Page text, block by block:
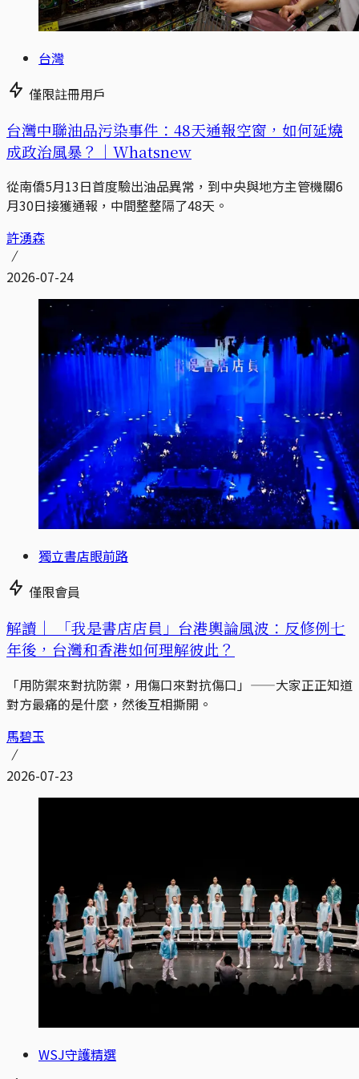
台灣
僅限註冊用戶
台灣中聯油品污染事件：48天通報空窗，如何延燒
成政治風暴？｜Whatsnew
從南僑5月13日首度驗出油品異常，到中央與地方主管機關6
月30日接獲通報，中間整整隔了48天。
許湧森
2026-07-24
獨立書店眼前路
僅限會員
解讀｜
「我是書店店員」台港輿論風波：反修例七
年後，台灣和香港如何理解彼此？
「用防禦來對抗防禦，用傷口來對抗傷口」——大家正正知道
對方最痛的是什麼，然後互相撕開。
馬碧玉
2026-07-23
WSJ守護精選